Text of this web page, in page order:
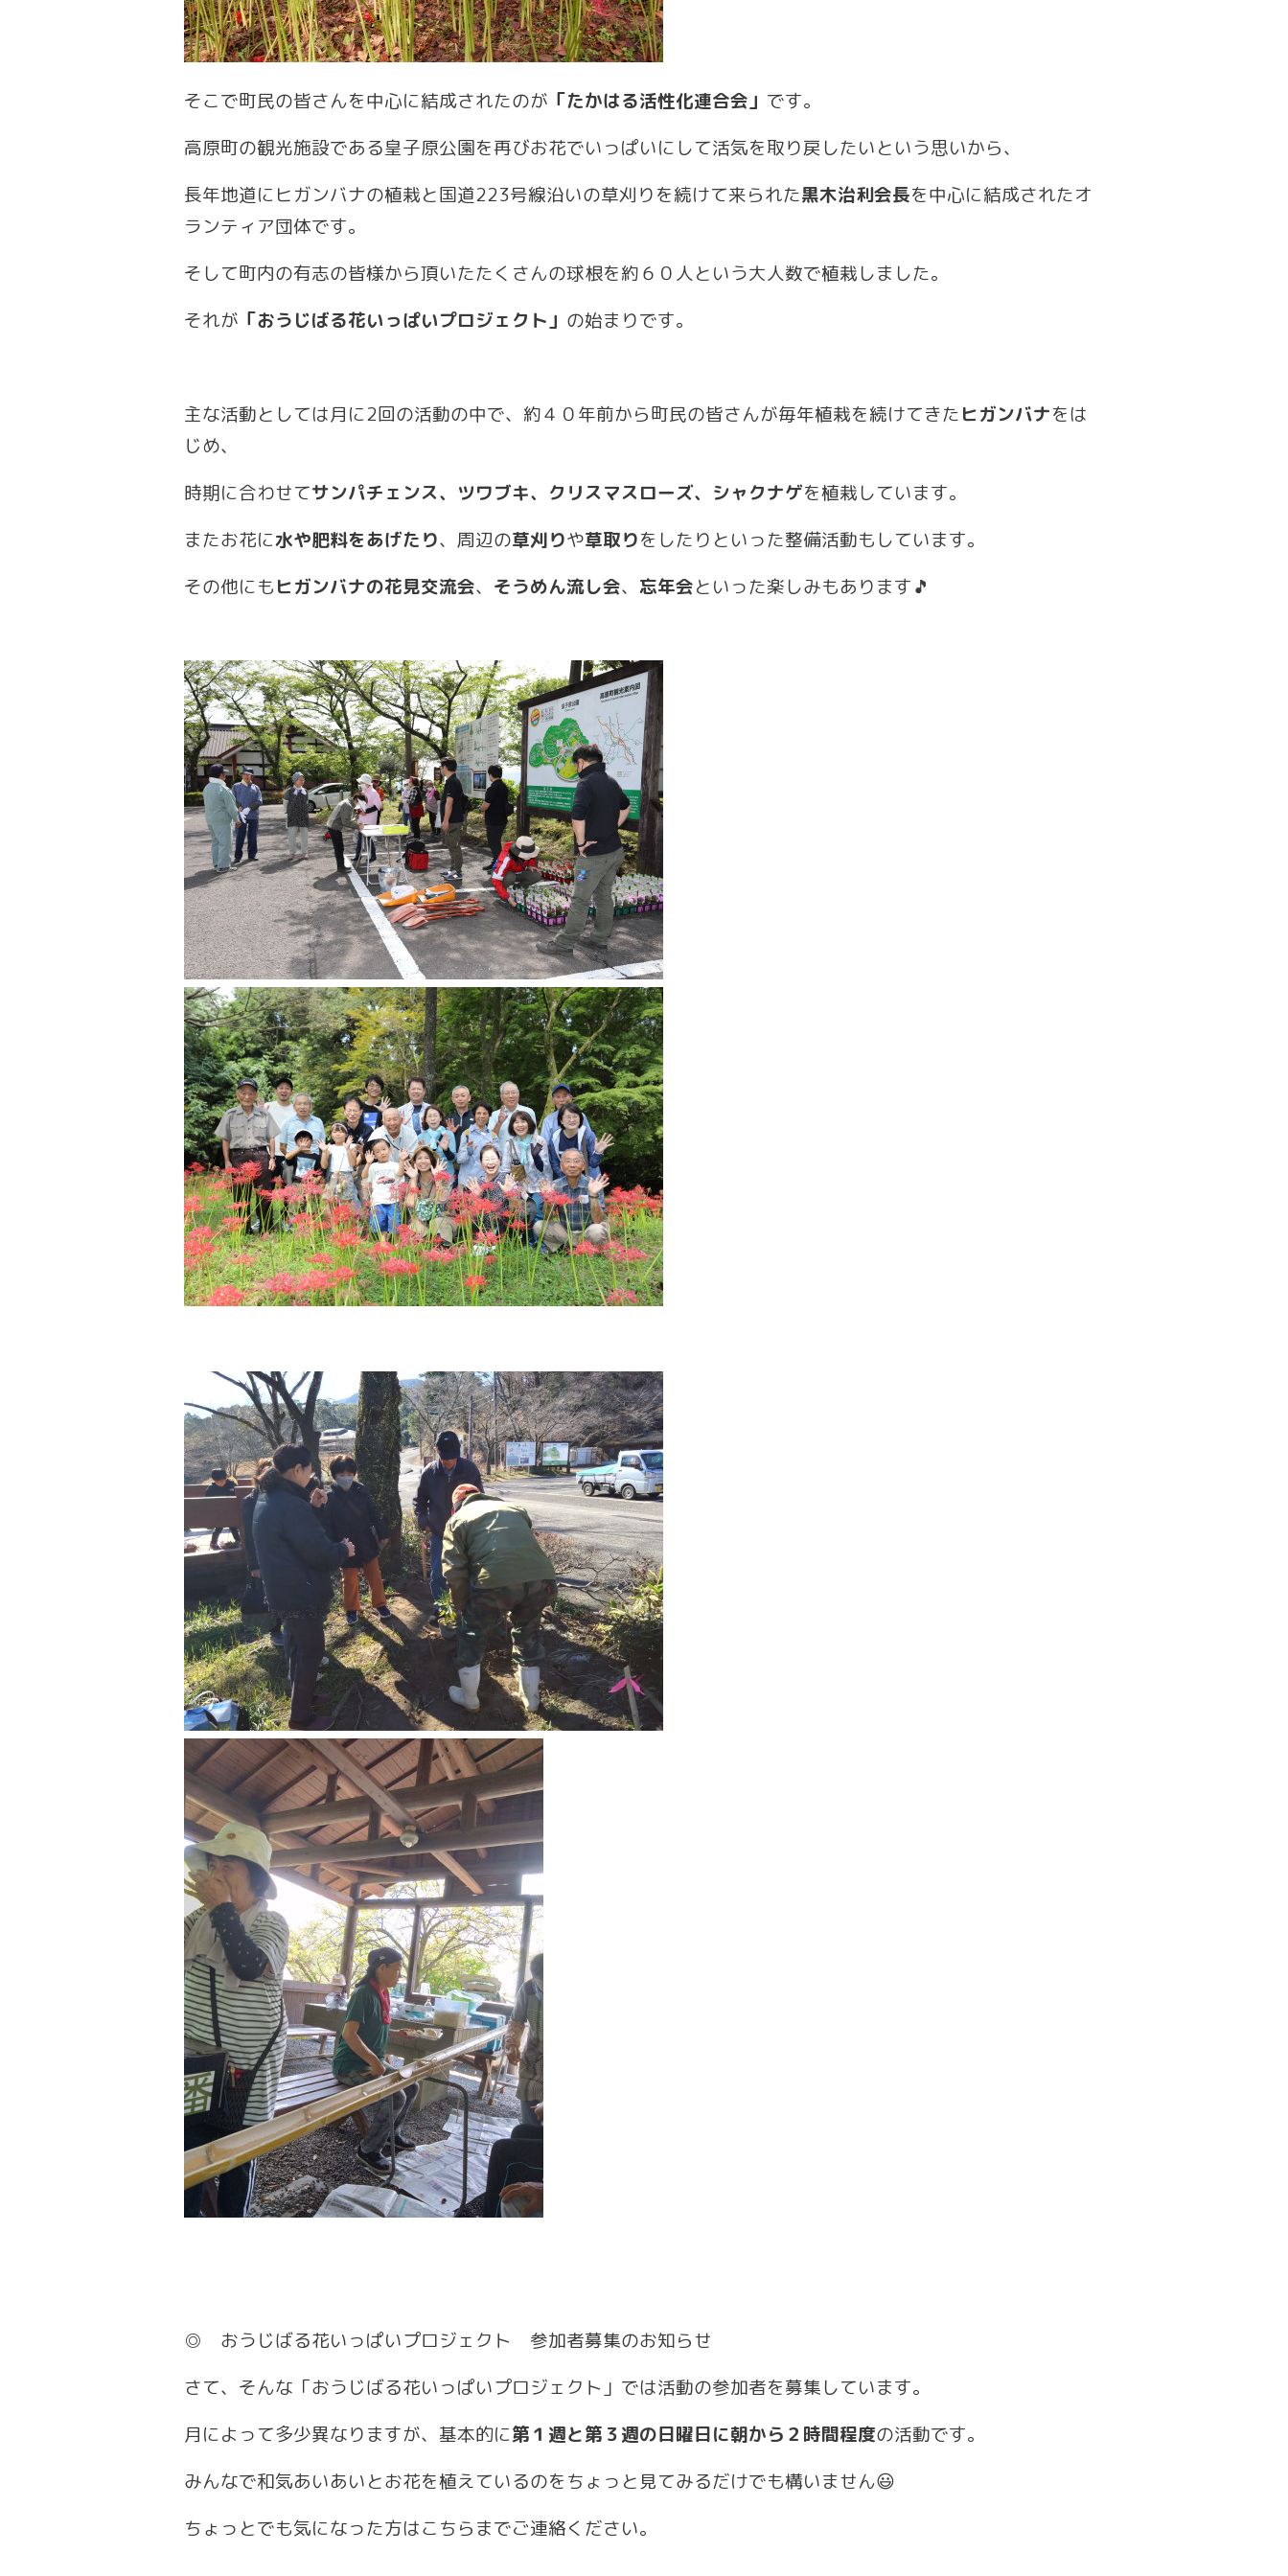
そこで町民の皆さんを中心に結成されたのが 「たかはる活性化連合会 」 です。
高原町の観光施設である皇子原公園を再びお花でいっぱいにして活気を取り戻したいという思いから、
長年地道にヒガンバナの植栽と国道223号線沿いの草刈りを続けて来られた黒木治利会長を中心に結成されたオ
ランティア団体です。
そして町内の有志の皆様から頂いたたくさんの球根を約６０人という大人数で植栽しました。
それが 「おうじばる花いっぱいプロジェクト」 の始まりです。
主な活動としては月に2回の活動の中で、約４０年前から町民の皆さんが毎年植栽を続けてきたヒガンバナをは
じめ、
時期に合わせてサンパチェンス、ツワブキ、クリスマスローズ、シャクナゲを植栽しています。
またお花に水や肥料をあげたり、周辺の草刈りや草取りをしたりといった整備活動もしています。
その他にもヒガンバナの花見交流会、 そうめん流し会、 忘年会といった楽しみもあります🎵
◎ おうじばる花いっぱいプロジェクト 参加者募集のお知らせ
さて、そんな「おうじばる花いっぱいプロジェクト」では活動の参加者を募集しています。
月によって多少異なりますが、基本的に第１週と第３週の日曜日に朝から２時間程度の活動です。
みんなで和気あいあいとお花を植えているのをちょっと見てみるだけでも構いません😃
ちょっとでも気になった方はこちらまでご連絡ください。